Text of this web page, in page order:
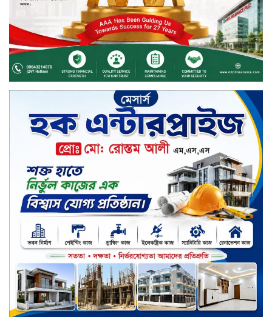
সপ্তাহের তৃতীয় কার্যদিবসে লেনদেনের
শীর্ষে একমি পেস্টিসাইড
সপ্তাহের তৃতীয় কার্যদিবসে দরবৃদ্ধির
শীর্ষে সেন্ট্রাল ইন্সুরেন্স
সপ্তাহের তৃতীয় কার্যদিবসে দরপতনের
শীর্ষে রিং শাইন টেক্সটাইল
টাঙ্গাইলে জুলাই গণঅভ্যুত্থান দিবস
পালিত
জাতিসংঘের হিসাব ও সরকারি গেজেটের
বাইরে থাকা ৫৬৪ নিহতের পরিচয়
প্রকাশের দাবি বিসিআরএসের
চুয়াডাঙ্গায় পুষ্পস্তবক অর্পণ ও আলোচনা
সভার মধ্য দিয়ে জুলাই গণঅভ্যুত্থান
দিবস পালিত